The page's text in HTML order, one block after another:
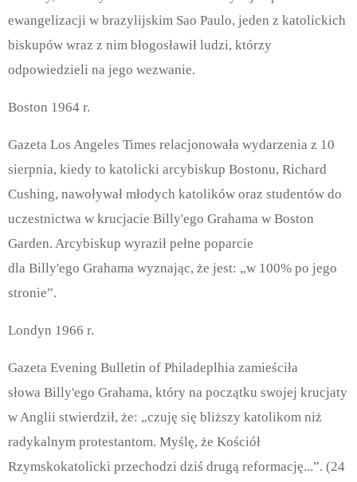
ewangelizacji w brazylijskim Sao Paulo, jeden z katolickich
biskupów wraz z nim błogosławił ludzi, którzy
odpowiedzieli na jego wezwanie.
Boston 1964 r.
Gazeta Los Angeles Times relacjonowała wydarzenia z 10
sierpnia, kiedy to katolicki arcybiskup Bostonu, Richard
Cushing, nawoływał młodych katolików oraz studentów do
uczestnictwa w krucjacie Billy'ego Grahama w Boston
Garden. Arcybiskup wyraził pełne poparcie
dla Billy'ego Grahama wyznając, że jest: „w 100% po jego
stronie”.
Londyn 1966 r.
Gazeta Evening Bulletin of Philadeplhia zamieściła
słowa Billy'ego Grahama, który na początku swojej krucjaty
w Anglii stwierdził, że: „czuję się bliższy katolikom niż
radykalnym protestantom. Myślę, że Kościół
Rzymskokatolicki przechodzi dziś drugą reformację...”. (24